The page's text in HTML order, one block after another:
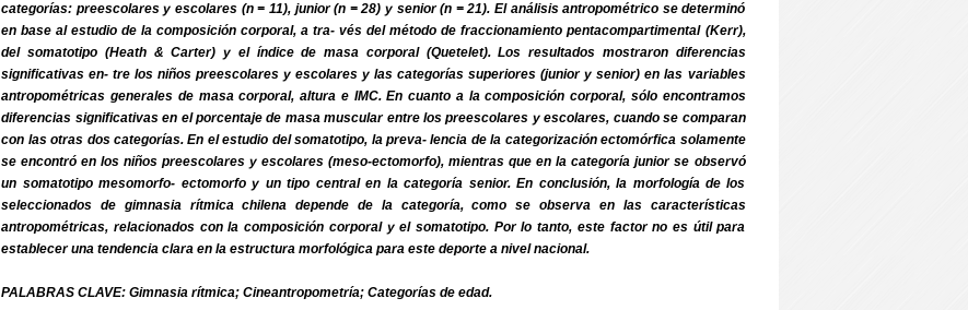
categorías: preescolares y escolares (n = 11), junior (n = 28) y senior (n = 21). El análisis antropométrico se determinó
en base al estudio de la composición corporal, a tra- vés del método de fraccionamiento pentacompartimental (Kerr),
del somatotipo (Heath & Carter) y el índice de masa corporal (Quetelet). Los resultados mostraron diferencias
significativas en- tre los niños preescolares y escolares y las categorías superiores (junior y senior) en las variables
antropométricas generales de masa corporal, altura e IMC. En cuanto a la composición corporal, sólo encontramos
diferencias significativas en el porcentaje de masa muscular entre los preescolares y escolares, cuando se comparan
con las otras dos categorías. En el estudio del somatotipo, la preva- lencia de la categorización ectomórfica solamente
se encontró en los niños preescolares y escolares (meso-ectomorfo), mientras que en la categoría junior se observó
un somatotipo mesomorfo- ectomorfo y un tipo central en la categoría senior. En conclusión, la morfología de los
seleccionados de gimnasia rítmica chilena depende de la categoría, como se observa en las características
antropométricas, relacionados con la composición corporal y el somatotipo. Por lo tanto, este factor no es útil para
establecer una tendencia clara en la estructura morfológica para este deporte a nivel nacional.
PALABRAS CLAVE: Gimnasia rítmica; Cineantropometría; Categorías de edad.